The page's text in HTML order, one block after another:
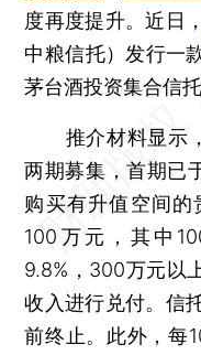
度再度提升。近日，
中粮信托）发行一
茅台酒投资集合信托
推介材料显示，
两期募集，首期已
购买有升值空间
100万元，其中
9.8%，300万元以
收入进行兑付。信
前终止。此外，每